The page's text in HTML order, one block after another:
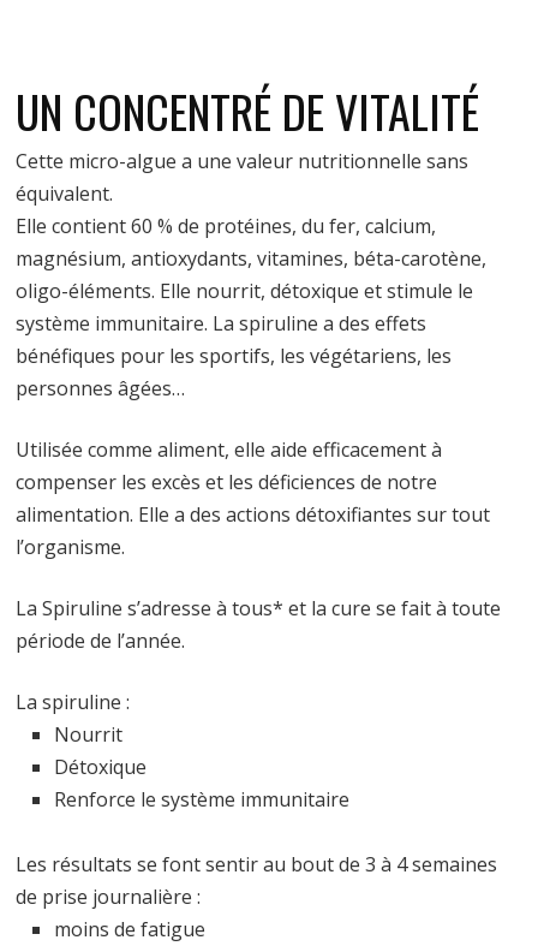
UN CONCENTRÉ DE VITALITÉ
Cette micro-algue a une valeur nutritionnelle sans
équivalent.
Elle contient 60 % de protéines, du fer, calcium,
magnésium, antioxydants, vitamines, béta-carotène,
oligo-éléments. Elle nourrit, détoxique et stimule le
système immunitaire. La spiruline a des effets
bénéfiques pour les sportifs, les végétariens, les
personnes âgées…
Utilisée comme aliment, elle aide efficacement à
compenser les excès et les déficiences de notre
alimentation. Elle a des actions détoxifiantes sur tout
l’organisme.
La Spiruline s’adresse à tous* et la cure se fait à toute
période de l’année.
La spiruline :
Nourrit
Détoxique
Renforce le système immunitaire
Les résultats se font sentir au bout de 3 à 4 semaines
de prise journalière :
moins de fatigue